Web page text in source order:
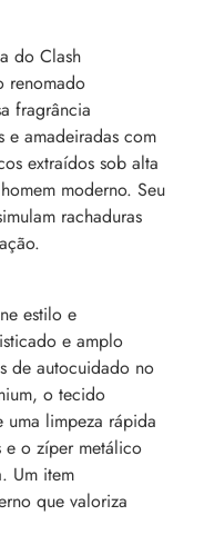
do Clash
renomado
fragrância
e amadeiradas com
extraídos sob alta
moderno. Seu
rachaduras
estilo e
e amplo
de autocuidado no
o tecido
uma limpeza rápida
e o zíper metálico
Um item
que valoriza